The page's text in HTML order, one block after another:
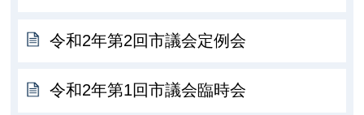
令和2年第2回市議会定例会
令和2年第1回市議会臨時会